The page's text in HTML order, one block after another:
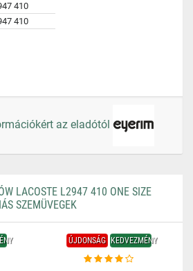
410
410
az eladótól
LACOSTE L2947 410 ONE SIZE
SZEMÜVEGEK
ÚJDONSÁG KEDVEZMÉNY